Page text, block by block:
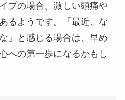
プの場合、激しい頭痛や
るようです。「最近、な
」と感じる場合は、早め
への第一歩になるかもし